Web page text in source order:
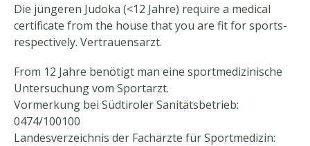
Die jüngeren Judoka (<12 Jahre) require a medical
certificate from the house that you are fit for sports-
respectively. Vertrauensarzt.
From 12 Jahre benötigt man eine sportmedizinische
Untersuchung vom Sportarzt.
Vormerkung bei Südtiroler Sanitätsbetrieb:
0474/100100
Landesverzeichnis der Fachärzte für Sportmedizin: